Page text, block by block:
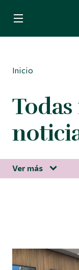
Área privada
Inicio
Ver más